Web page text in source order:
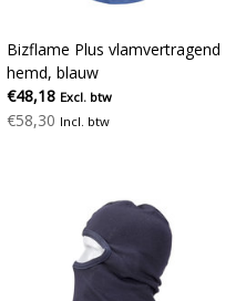
Bizflame Plus vlamvertragend
hemd, blauw
€48,18 Excl. btw
€58,30 Incl. btw